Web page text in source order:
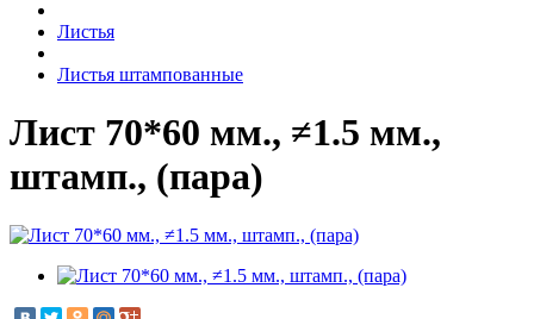
Листья
Листья штампованные
Лист 70*60 мм., ≠1.5 мм.,
штамп., (пара)